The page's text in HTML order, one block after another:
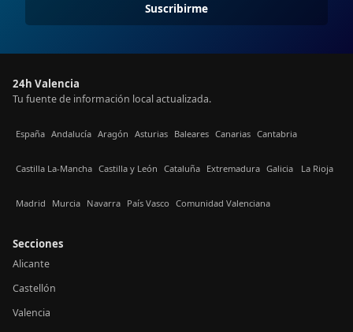
Suscribirme
24h Valencia
Tu fuente de información local actualizada.
España Andalucía Aragón Asturias Baleares Canarias Cantabria
Castilla La-Mancha Castilla y León Cataluña Extremadura Galicia La Rioja
Madrid Murcia Navarra País Vasco Comunidad Valenciana
Secciones
Alicante
Castellón
Valencia